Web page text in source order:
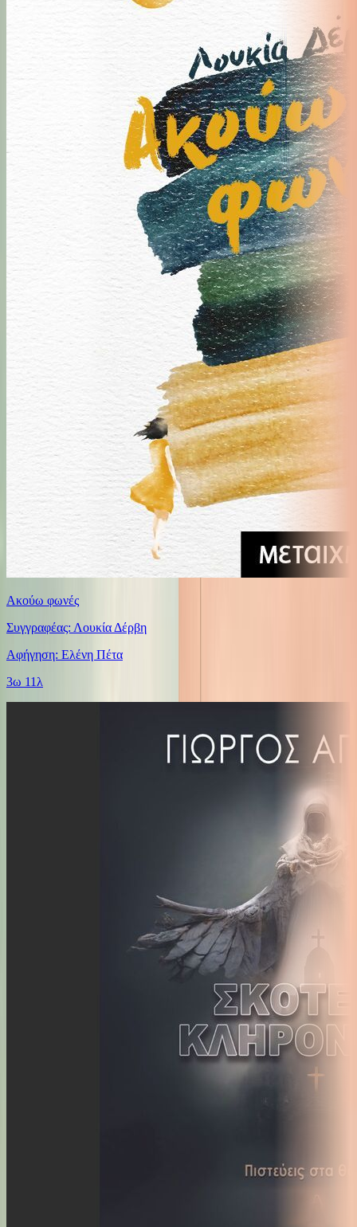
Ακούω φωνές
Συγγραφέας: Λουκία Δέρβη
Αφήγηση: Ελένη Πέτα
3ω 11λ